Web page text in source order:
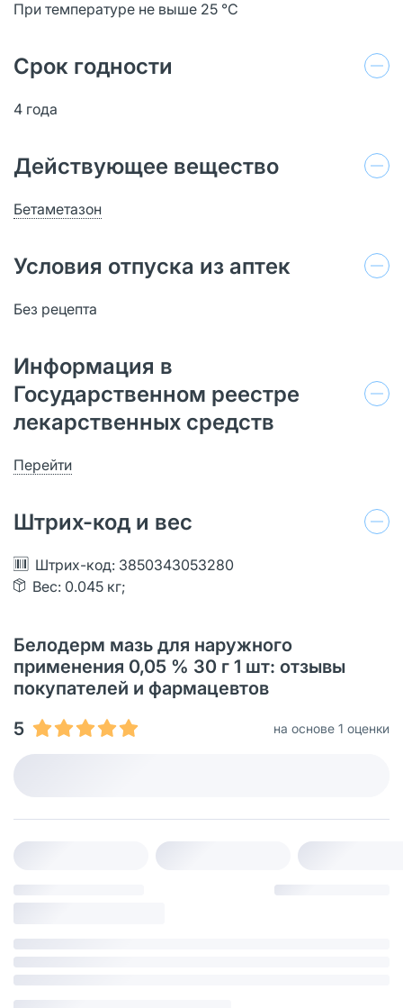
При температуре не выше 25 °C
Срок годности
4 года
Действующее вещество
Бетаметазон
Условия отпуска из аптек
Без рецепта
Информация в
Государственном реестре
лекарственных средств
Перейти
Штрих-код и вес
Штрих-код: 3850343053280
Вес: 0.045 кг;
Белодерм мазь для наружного
применения 0,05 % 30 г 1 шт: отзывы
покупателей и фармацевтов
5
на основе 1 оценки